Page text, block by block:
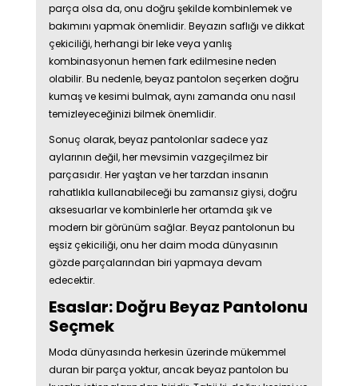
parça olsa da, onu doğru şekilde kombinlemek ve
bakımını yapmak önemlidir. Beyazın saflığı ve dikkat
çekiciliği, herhangi bir leke veya yanlış
kombinasyonun hemen fark edilmesine neden
olabilir. Bu nedenle, beyaz pantolon seçerken doğru
kumaş ve kesimi bulmak, aynı zamanda onu nasıl
temizleyeceğinizi bilmek önemlidir.
Sonuç olarak, beyaz pantolonlar sadece yaz
aylarının değil, her mevsimin vazgeçilmez bir
parçasıdır. Her yaştan ve her tarzdan insanın
rahatlıkla kullanabileceği bu zamansız giysi, doğru
aksesuarlar ve kombinlerle her ortamda şık ve
modern bir görünüm sağlar. Beyaz pantolonun bu
eşsiz çekiciliği, onu her daim moda dünyasının
gözde parçalarından biri yapmaya devam
edecektir.
Esaslar: Doğru Beyaz Pantolonu
Seçmek
Moda dünyasında herkesin üzerinde mükemmel
duran bir parça yoktur, ancak beyaz pantolon bu